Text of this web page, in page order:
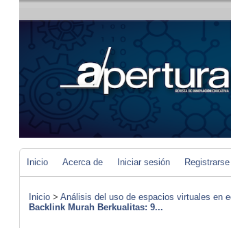
Inicio Acerca de Iniciar sesión Registrarse
Inicio > Análisis del uso de espacios virtuales en
Backlink Murah Berkualitas: 9...